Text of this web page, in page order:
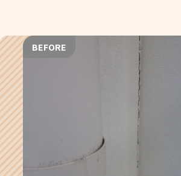
BEFORE